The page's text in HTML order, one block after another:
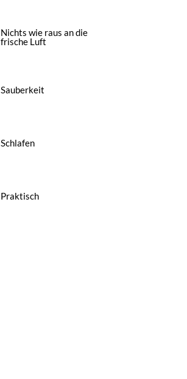
Nichts wie raus an die
frische Luft
Sauberkeit
Schlafen
Praktisch